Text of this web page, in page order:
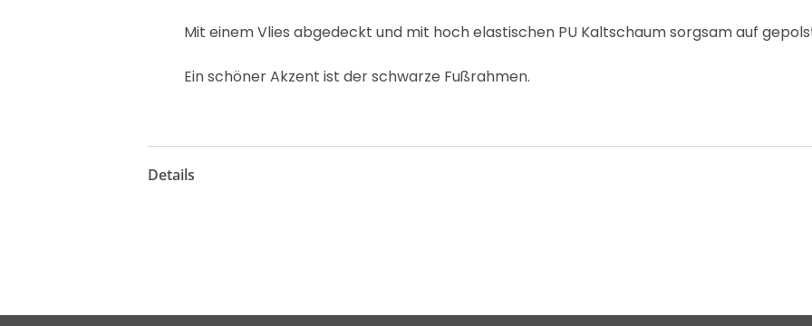
Mit einem Vlies abgedeckt und mit hoch elastischen PU Kaltschaum sorgsam auf
Ein schöner Akzent ist der schwarze Fußrahmen.
Details